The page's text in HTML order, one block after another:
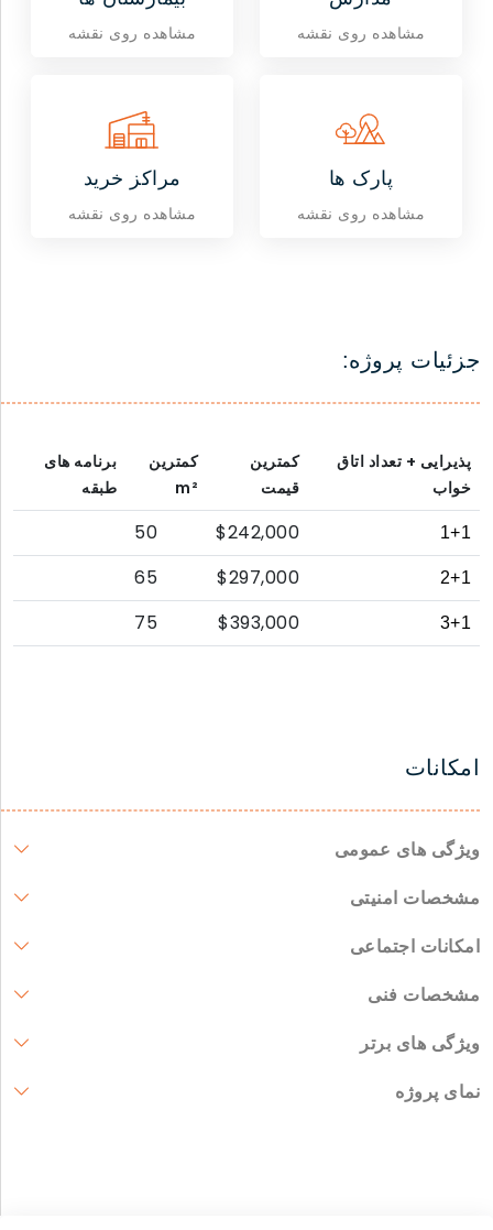
مشاهده روی نقشه مشاهده روی نقشه
مراکز خرید
مشاهده روی نقشه
پارک ها
مشاهده روی نقشه
جزئیات پروژه:
پذیرایی + تعداد اتاق
خواب
کمترین
قیمت
کمترین
m²
برنامه های
طبقه
1+1
$242,000
50
2+1
$297,000
65
3+1
$393,000
75
امکانات
ویژگی های عمومی
مشخصات امنیتی
امکانات اجتماعی
مشخصات فنی
ویژگی های برتر
نمای پروژه